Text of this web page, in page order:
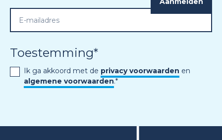
Toestemming*
Ik ga akkoord met de privacy voorwaarden en
algemene voorwaarden.*